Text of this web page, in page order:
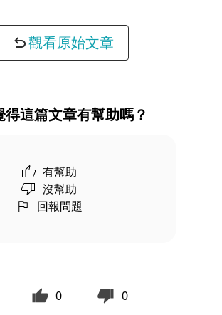
觀看原始文章
得這篇文章有幫助嗎？
有幫助
沒幫助
回報問題
0 0